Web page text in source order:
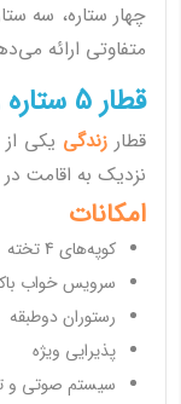
چهار ستاره، سه
متفاوتی ارائه
قطار 5 ستاره زندگی
قطارزندگی یکی
نزدیک به اقامت
امکانات
کوپه‌های 4 تخته
سرویس خواب
رستوران دوطبقه
پذیرایی ویژه
سیستم صوتی و